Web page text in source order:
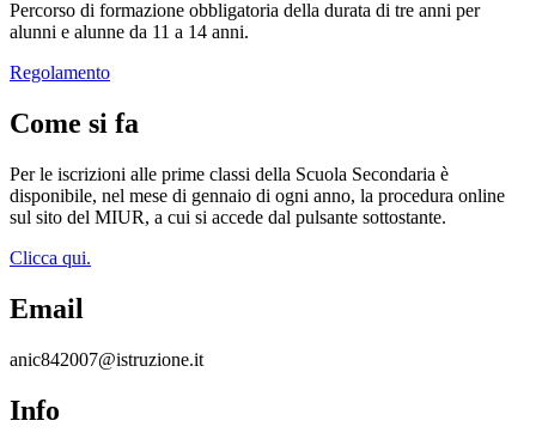
Percorso di formazione obbligatoria della durata di tre anni per
alunni e alunne da 11 a 14 anni.
Regolamento
Come si fa
Per le iscrizioni alle prime classi della Scuola Secondaria è
disponibile, nel mese di gennaio di ogni anno, la procedura online
sul sito del MIUR, a cui si accede dal pulsante sottostante.
Clicca qui.
Email
anic842007@istruzione.it
Info